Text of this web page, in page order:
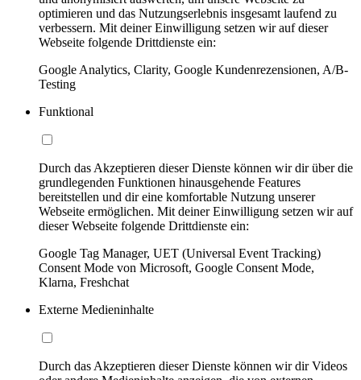
optimieren und das Nutzungserlebnis insgesamt laufend zu
verbessern. Mit deiner Einwilligung setzen wir auf dieser
Webseite folgende Drittdienste ein:
Google Analytics, Clarity, Google Kundenrezensionen, A/B-
Testing
Funktional
Durch das Akzeptieren dieser Dienste können wir dir über die
grundlegenden Funktionen hinausgehende Features
bereitstellen und dir eine komfortable Nutzung unserer
Webseite ermöglichen. Mit deiner Einwilligung setzen wir auf
dieser Webseite folgende Drittdienste ein:
Google Tag Manager, UET (Universal Event Tracking)
Consent Mode von Microsoft, Google Consent Mode,
Klarna, Freshchat
Externe Medieninhalte
Durch das Akzeptieren dieser Dienste können wir dir Videos